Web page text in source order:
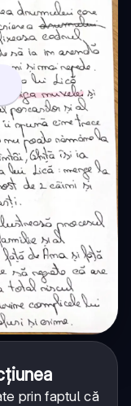
prin faptul că